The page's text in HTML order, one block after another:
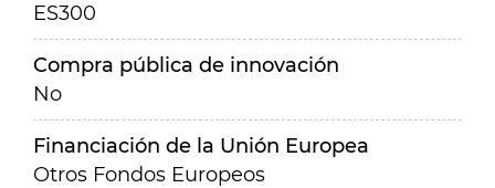
ES300
Compra pública de innovación
No
Financiación de la Unión Europea
Otros Fondos Europeos